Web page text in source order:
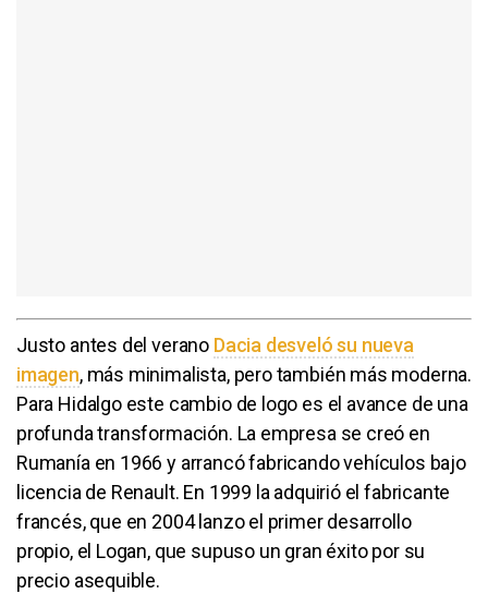
Justo antes del verano Dacia desveló su nueva
imagen, más minimalista, pero también más moderna.
Para Hidalgo este cambio de logo es el avance de una
profunda transformación. La empresa se creó en
Rumanía en 1966 y arrancó fabricando vehículos bajo
licencia de Renault. En 1999 la adquirió el fabricante
francés, que en 2004 lanzo el primer desarrollo
propio, el Logan, que supuso un gran éxito por su
precio asequible.